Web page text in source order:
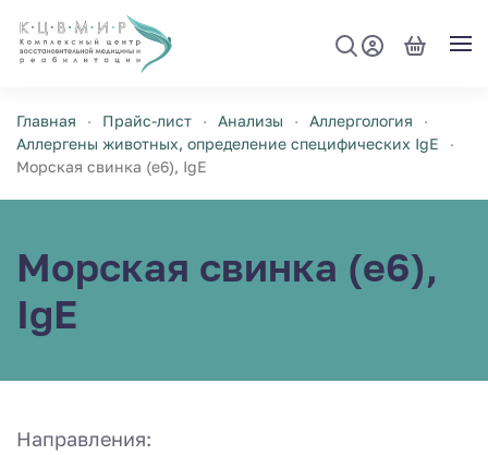
Перейти к содержимому
Главная Прайс-лист Анализы
Аллергология
Аллергены животных, определение специфических IgE
Морская свинка (e6), IgE
Морская свинка (e6),
IgE
Направления: